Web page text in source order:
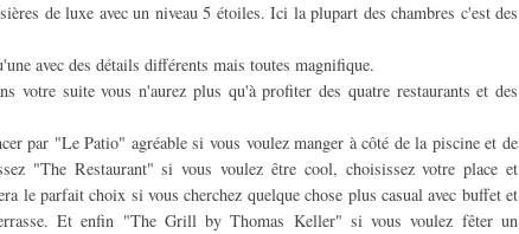
de luxe avec un niveau 5 étoiles. Ici la plupart des chambres c'est des
avec des détails différents mais toutes magnifique.
votre suite vous n'aurez plus qu'à profiter des quatre restaurants et des
par "Le Patio" agréable si vous voulez manger à côté de la piscine et de
"The Restaurant" si vous voulez être cool, choisissez votre place et
le parfait choix si vous cherchez quelque chose plus casual avec buffet et
Et enfin "The Grill by Thomas Keller" si vous voulez fêter un